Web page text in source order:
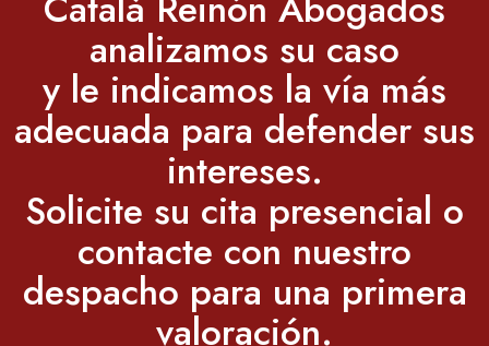
analizamos su caso
y le indicamos la vía más
adecuada para defender sus
intereses.
Solicite su cita presencial o
contacte con nuestro
despacho para una primera
valoración.